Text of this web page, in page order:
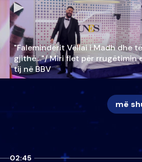
"Faleminderit Vëllai i Madh dhe të
gjithë…"/ Miri flet për rrugëtimin
tij në BBV
më
02:45